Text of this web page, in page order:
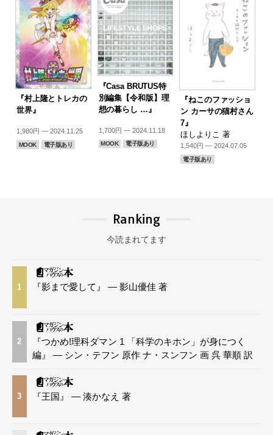
『村上隆とトレカの
世界』
1,980円 — 2024.11.25
MOOK 電子版あり
『Casa BRUTUS特
別編集【令和版】理
想の暮らし …』
1,700円 — 2024.11.18
MOOK 電子版あり
『ねこのファッショ
ン カーサの猫村さん
7』
ほしよりこ 著
1,540円 — 2024.07.05
電子版あり
Ranking
今読まれてます
1 『影まで愛して』 — 影山優佳 著
2
『つかめ!理科ダマン 1 「科学のキホン」が身につく
編』 — シン・テフン 原作 ナ・スンフン 画 呉 華順 訳
3 『王国』 — 湊かなえ 著